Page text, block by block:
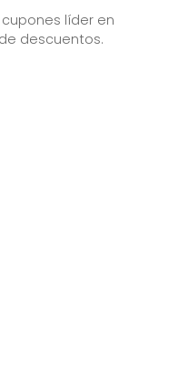
líder en
descuentos.